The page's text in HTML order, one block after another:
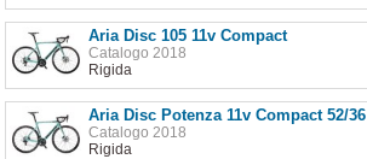
Aria Disc 105 11v Compact
Catalogo 2018
Rigida
Aria Disc Potenza 11v Compact 52/36
Catalogo 2018
Rigida